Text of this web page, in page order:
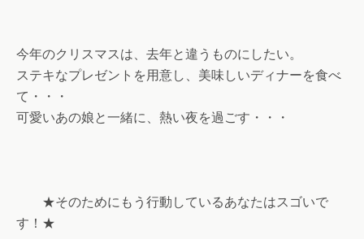
今年のクリスマスは、去年と違うものにしたい。
ステキなプレゼントを用意し、美味しいディナーを食べ
て・・・
可愛いあの娘と一緒に、熱い夜を過ごす・・・
★そのためにもう行動しているあなたはスゴいで
す！★